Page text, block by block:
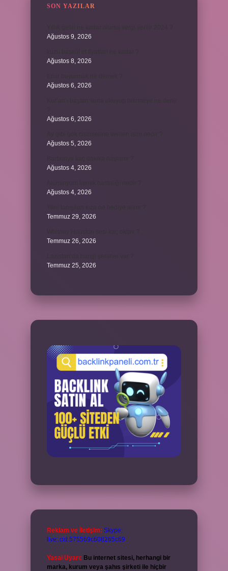
SON YAZILAR
Ağustos 9, 2026
Ağustos 8, 2026
Ağustos 6, 2026
Ağustos 6, 2026
Ağustos 5, 2026
Ağustos 4, 2026
Ağustos 4, 2026
Temmuz 29, 2026
Temmuz 26, 2026
Temmuz 25, 2026
Reklam ve İletişim: Skype:
live:.cid.575569c608265c69
Yasal Uyarı: Bu internet sitesi, herhangi bir
marka, kurum veya şahıs şirketi ile hiçbir